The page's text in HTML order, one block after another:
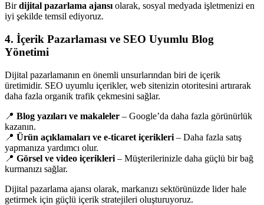
Birdijital pazarlama ajansı olarak, sosyal medyada işletmenizi en
iyi şekilde temsil ediyoruz.
4. İçerik Pazarlaması ve SEO Uyumlu Blog
Yönetimi
Dijital pazarlamanın en önemli unsurlarından biri de içerik
üretimidir. SEO uyumlu içerikler, web sitenizin otoritesini artırarak
daha fazla organik trafik çekmesini sağlar.
📍 Blog yazıları ve makaleler – Google’da daha fazla görünürlük
kazanın.
📍 Ürün açıklamaları ve e-ticaret içerikleri – Daha fazla satış
yapmanıza yardımcı olur.
📍 Görsel ve video içerikleri – Müşterilerinizle daha güçlü bir bağ
kurmanızı sağlar.
Dijital pazarlama ajansı olarak, markanızı sektörünüzde lider hale
getirmek için güçlü içerik stratejileri oluşturuyoruz.